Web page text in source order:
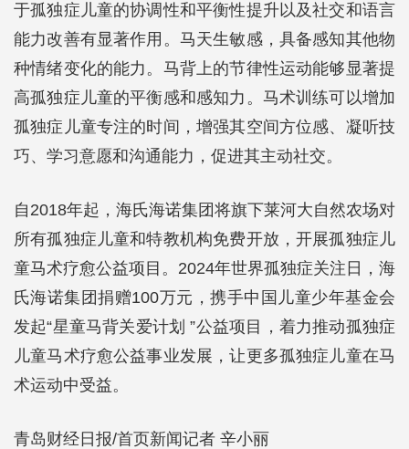
于孤独症儿童的协调性和平衡性提升以及社交和语言
能力改善有显著作用。马天生敏感，具备感知其他物
种情绪变化的能力。马背上的节律性运动能够显著提
高孤独症儿童的平衡感和感知力。马术训练可以增加
孤独症儿童专注的时间，增强其空间方位感、凝听技
巧、学习意愿和沟通能力，促进其主动社交。
自2018年起，海氏海诺集团将旗下莱河大自然农场对
所有孤独症儿童和特教机构免费开放，开展孤独症儿
童马术疗愈公益项目。2024年世界孤独症关注日，海
氏海诺集团捐赠100万元，携手中国儿童少年基金会
发起“星童马背关爱计划 ”公益项目，着力推动孤独症
儿童马术疗愈公益事业发展，让更多孤独症儿童在马
术运动中受益。
青岛财经日报/首页新闻记者 辛小丽